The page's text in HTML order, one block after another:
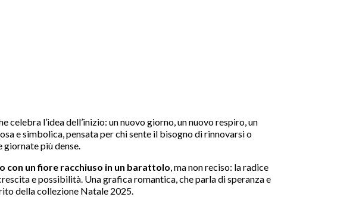

celebra l’idea dell’inizio: un nuovo giorno, un nuovo respiro, un
e simbolica, pensata per chi sente il bisogno di rinnovarsi o
più dense.
con un fiore racchiuso in un barattolo , ma non reciso: la radice
e possibilità. Una grafica romantica, che parla di speranza e
della collezione Natale 2025.